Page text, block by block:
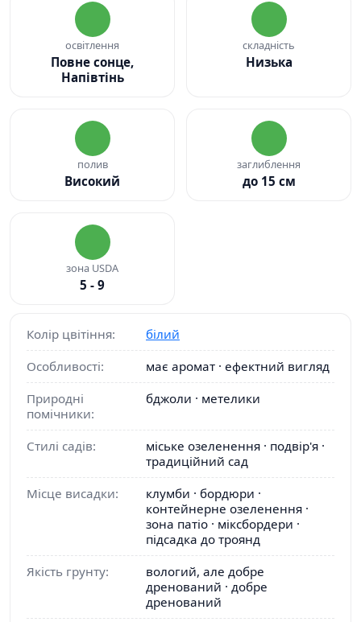
освітлення
Повне сонце,
Напівтінь
складність
Низька
полив
Високий
заглиблення
до 15 см
зона USDA
5 - 9
Колір цвітіння:
білий
Особливості:
має аромат · ефектний вигляд
Природні
помічники:
бджоли · метелики
Стилі садів:
міське озеленення · подвір'я ·
традиційний сад
Місце висадки:
клумби · бордюри ·
контейнерне озеленення ·
зона патіо · міксбордери ·
підсадка до троянд
Якість грунту:
вологий, але добре
дренований · добре
дренований